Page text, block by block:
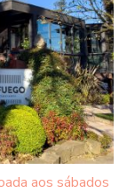
aos sábados